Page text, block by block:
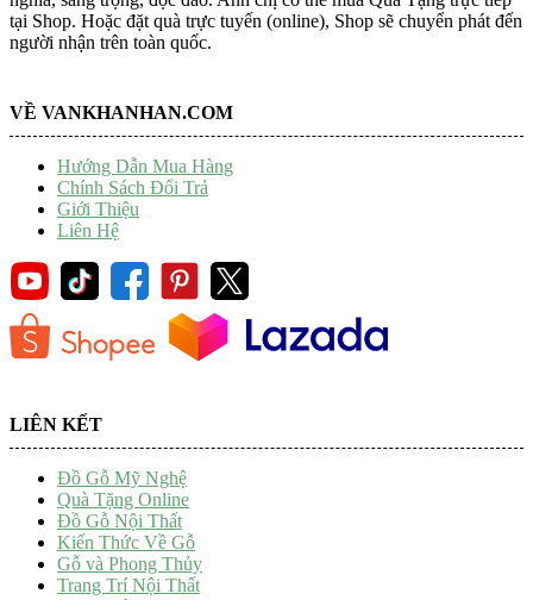
tại Shop. Hoặc đặt quà trực tuyến (online), Shop sẽ chuyển phát đến
người nhận trên toàn quốc.
VỀ VANKHANHAN.COM
Hướng Dẫn Mua Hàng
Chính Sách Đổi Trả
Giới Thiệu
Liên Hệ
LIÊN KẾT
Đồ Gỗ Mỹ Nghệ
Quà Tặng Online
Đồ Gỗ Nội Thất
Kiến Thức Về Gỗ
Gỗ và Phong Thủy
Trang Trí Nội Thất